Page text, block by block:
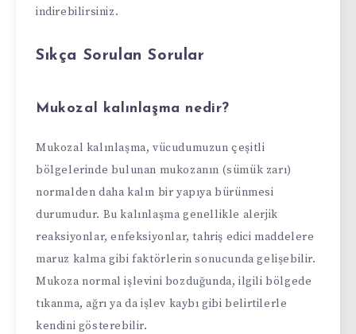
indirebilirsiniz.
Sıkça Sorulan Sorular
Mukozal kalınlaşma nedir?
Mukozal kalınlaşma, vücudumuzun çeşitli
bölgelerinde bulunan mukozanın (sümük zarı)
normalden daha kalın bir yapıya bürünmesi
durumudur. Bu kalınlaşma genellikle alerjik
reaksiyonlar, enfeksiyonlar, tahriş edici maddelere
maruz kalma gibi faktörlerin sonucunda gelişebilir.
Mukoza normal işlevini bozduğunda, ilgili bölgede
tıkanma, ağrı ya da işlev kaybı gibi belirtilerle
kendini gösterebilir.